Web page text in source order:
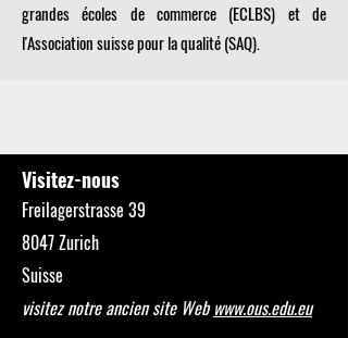
grandes écoles de commerce (ECLBS) et de
l'Association suisse pour la qualité (SAQ).
Visitez-nous
Freilagerstrasse 39
8047 Zurich
Suisse
visitez notre ancien site Webwww.ous.edu.eu